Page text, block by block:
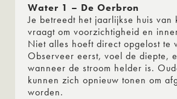
Water 1 – De Oerbron
Je betreedt het jaarlijkse huis van
vraagt om voorzichtigheid en
Niet alles hoeft direct opgelost te
Observeer eerst, voel de diepte,
wanneer de stroom helder is.
kunnen zich opnieuw tonen om
worden.